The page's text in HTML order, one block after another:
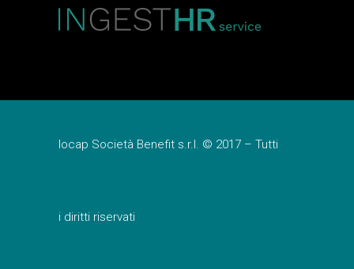
Iocap Società Benefit s.r.l. © 2017 – Tutti
i diritti riservati